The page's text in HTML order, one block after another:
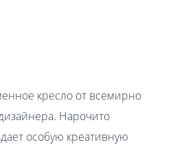
кресло от всемирно
Нарочито
особую креативную